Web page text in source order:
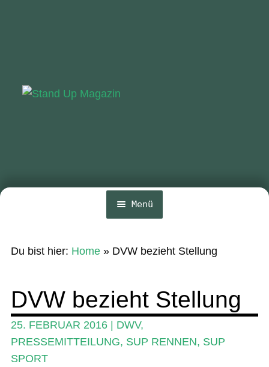
Menü
SUP-Events
Das Magazin
Du bist hier: Home» DVW bezieht Stellung
DVW bezieht Stellung
25. FEBRUAR 2016| DWV,
PRESSEMITTEILUNG, SUP RENNEN, SUP
SPORT